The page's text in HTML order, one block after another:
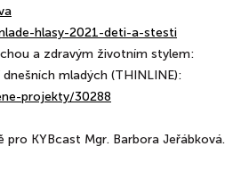
hlasy-2021-deti-a-stesti
a zdravým životním stylem:
mladých (THINLINE):
projekty/30288
pro KYBcast Mgr. Barbora Jeřábková.